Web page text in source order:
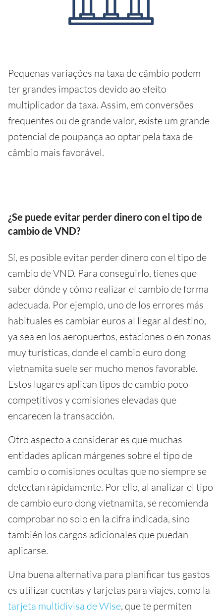
Pequenas variações na taxa de câmbio podem
ter grandes impactos devido ao efeito
multiplicador da taxa. Assim, em conversões
frequentes ou de grande valor, existe um grande
potencial de poupança ao optar pela taxa de
câmbio mais favorável.
¿Se puede evitar perder dinero con el tipo de
cambio de VND?
Sí, es posible evitar perder dinero con el tipo de
cambio de VND. Para conseguirlo, tienes que
saber dónde y cómo realizar el cambio de forma
adecuada. Por ejemplo, uno de los errores más
habituales es cambiar euros al llegar al destino,
ya sea en los aeropuertos, estaciones o en zonas
muy turísticas, donde el cambio euro dong
vietnamita suele ser mucho menos favorable.
Estos lugares aplican tipos de cambio poco
competitivos y comisiones elevadas que
encarecen la transacción.
Otro aspecto a considerar es que muchas
entidades aplican márgenes sobre el tipo de
cambio o comisiones ocultas que no siempre se
detectan rápidamente. Por ello, al analizar el tipo
de cambio euro dong vietnamita, se recomienda
comprobar no solo en la cifra indicada, sino
también los cargos adicionales que puedan
aplicarse.
Una buena alternativa para planificar tus gastos
es utilizar cuentas y tarjetas para viajes, como la
tarjeta multidivisa de Wise, que te permiten